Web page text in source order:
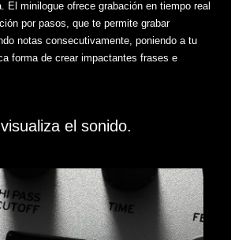
El minilogue ofrece grabación en tiempo real
por pasos, que te permite grabar
notas consecutivamente, poniendo a tu
forma de crear impactantes frases e
el sonido.